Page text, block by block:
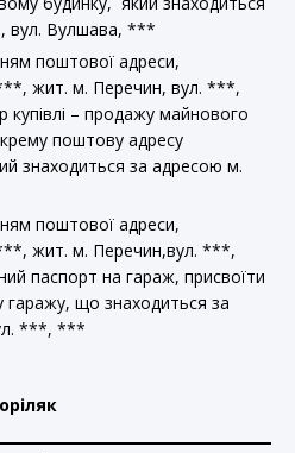
вул. Вулшава, ***
поштової адреси,
жит. м. Перечин, вул. ***,
купівлі – продажу майнового
поштову адресу
знаходиться за адресою м.
поштової адреси,
жит. м. Перечин,вул. ***,
паспорт на гараж, присвоїти
що знаходиться за
***, ***